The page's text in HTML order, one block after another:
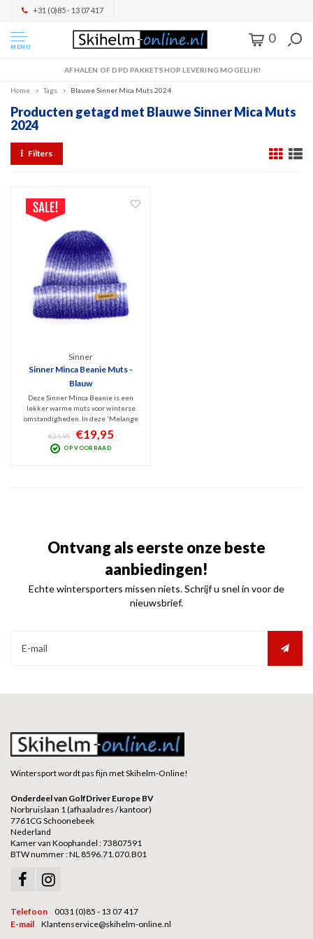
+31 (0)85 - 13 07 417
MENU
0
AFHALEN OF DPD PAKKETSHOP LEVERING MOGELIJK!
Home Tags Blauwe Sinner Mica Muts 2024
Producten getagd met Blauwe Sinner Mica Muts
2024
Filters
Sinner
Sinner Minca Beanie Muts -
Blauw
Deze Sinner Minca Beanie is een
lekker warme muts voor winterse
omstandigheden. In deze 'Melange
Blue' kleur ziet hij er tof uit en voelt
hij zacht aan dankzij het 100%
gerecycled Polyester waar hij van
€34,95 €19,95
OP VOORRAAD
Ontvang als eerste onze beste
aanbiedingen!
Echte wintersporters missen niets. Schrijf u snel in voor de
nieuwsbrief.
Wintersport wordt pas fijn met Skihelm-Online!
Onderdeel van GolfDriver Europe BV
Norbruislaan 1 (afhaaladres / kantoor)
7761CG Schoonebeek
Nederland
Kamer van Koophandel : 73807591
BTW nummer : NL 8596.71.070.B01
Telefoon
0031 (0)85 - 13 07 417
E-mail
Klantenservice@skihelm-online.nl